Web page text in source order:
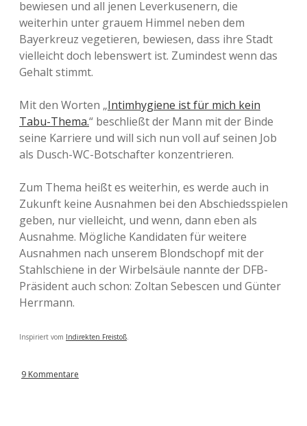
bewiesen und all jenen Leverkusenern, die
weiterhin unter grauem Himmel neben dem
Bayerkreuz vegetieren, bewiesen, dass ihre Stadt
vielleicht doch lebenswert ist. Zumindest wenn das
Gehalt stimmt.
Mit den Worten „Intimhygiene ist für mich kein
Tabu-Thema.“ beschließt der Mann mit der Binde
seine Karriere und will sich nun voll auf seinen Job
als Dusch-WC-Botschafter konzentrieren.
Zum Thema heißt es weiterhin, es werde auch in
Zukunft keine Ausnahmen bei den Abschiedsspielen
geben, nur vielleicht, und wenn, dann eben als
Ausnahme. Mögliche Kandidaten für weitere
Ausnahmen nach unserem Blondschopf mit der
Stahlschiene in der Wirbelsäule nannte der DFB-
Präsident auch schon: Zoltan Sebescen und Günter
Herrmann.
Inspiriert vom Indirekten Freistoß.
9 Kommentare